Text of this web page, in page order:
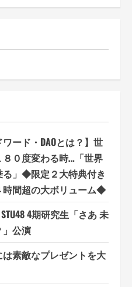
ード・DAOとは？】世
０度変わる時…「世界
る」◆限定２大特典付き
時間超の大ボリューム◆
4期研究生「さあ 未
公演
素敵なプレゼントを大